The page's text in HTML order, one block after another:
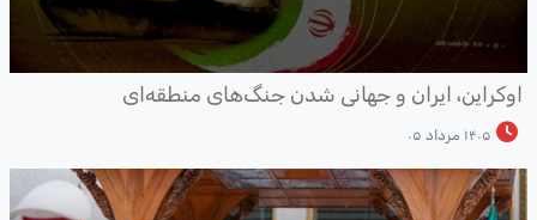
ایران و جهانی شدن جنگ‌های منطقه‌ای
۱۴۰۵ مرداد ۰۵